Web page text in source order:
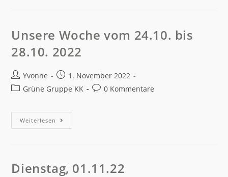
Unsere Woche vom 24.10. bis
28.10. 2022
Yvonne
1. November 2022
Grüne Gruppe KK
0 Kommentare
Weiterlesen
Dienstag, 01.11.22